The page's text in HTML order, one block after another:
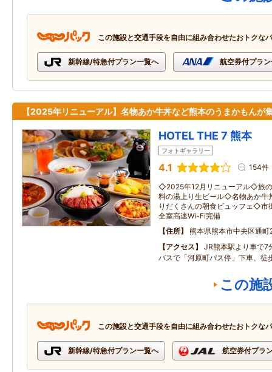
この施設と交通手段を自由に組み合わせたおトクな
新幹線/特急付プラン一覧へ 航空券付プラ
【2025年リニューアル】名物あか牛丼など熊本のうまかもんが
HOTEL THE 7 熊本
フォトギャラリー
4.1 154件
◇2025年12月リニューアル◇旅
料の湯上り生ビール◇名物あか牛
りだくさんの朝食ビュッフェ◇
全室高速Wi-Fi完備
住所
熊本県熊本市中央区通町
アクセス
JR熊本駅より車で7
バスで「河原町バス停」下車、徒
この施
この施設と交通手段を自由に組み合わせたおトクな
新幹線/特急付プラン一覧へ 航空券付プラ